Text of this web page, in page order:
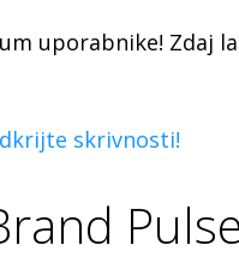
uporabnike! Zdaj
skrivnosti!